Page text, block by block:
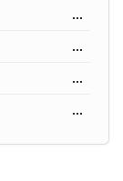
...
...
...
...